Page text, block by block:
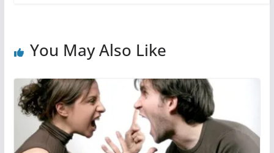
You May Also Like